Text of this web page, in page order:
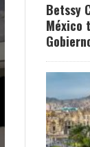
Betssy
México